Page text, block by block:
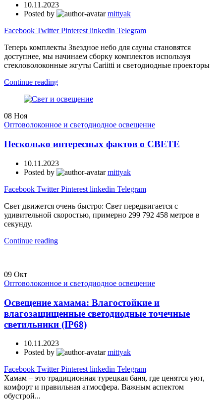
10.11.2023
Posted by
mittyak
Facebook Twitter Pinterest linkedin Telegram
Теперь комплекты Звездное небо для сауны становятся
доступнее, мы начинаем сборку комплектов используя
стекловолоконные жгуты Cariitti и светодиодные проекторы
Continue reading
08 Ноя
Оптоволоконное и светодиодное освещение
Несколько интересных фактов о СВЕТЕ
10.11.2023
Posted by
mittyak
Facebook Twitter Pinterest linkedin Telegram
Свет движется очень быстро: Свет передвигается с
удивительной скоростью, примерно 299 792 458 метров в
секунду.
Continue reading
09 Окт
Оптоволоконное и светодиодное освещение
Освещение хамама: Влагостойкие и
влагозащищенные светодиодные точечные
светильники (IP68)
10.11.2023
Posted by
mittyak
Facebook Twitter Pinterest linkedin Telegram
Хамам – это традиционная турецкая баня, где ценятся уют,
комфорт и правильная атмосфера. Важным аспектом
обустрой...